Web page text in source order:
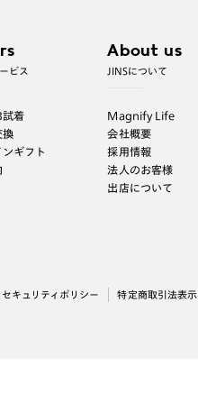
ビス
試着
換
ギフト
About us
JINSについて
Magnify Life
会社概要
採用情報
法人のお客様
出店について
セキュリティポリシー 特定商取引法表示